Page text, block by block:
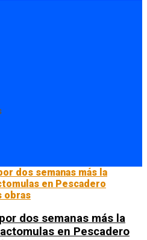
dos semanas más la
en Pescadero